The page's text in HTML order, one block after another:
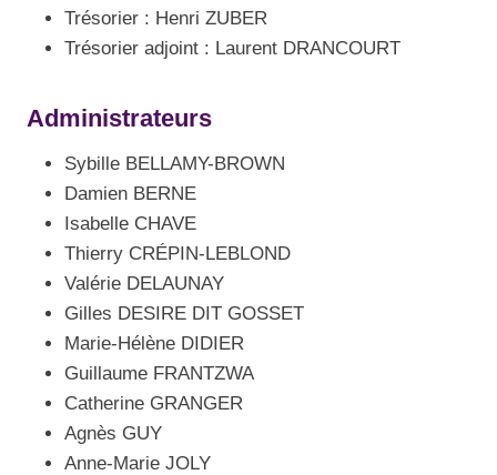
Trésorier : Henri ZUBER
Trésorier adjoint : Laurent DRANCOURT
Administrateurs
Sybille BELLAMY-BROWN
Damien BERNE
Isabelle CHAVE
Thierry CRÉPIN-LEBLOND
Valérie DELAUNAY
Gilles DESIRE DIT GOSSET
Marie-Hélène DIDIER
Guillaume FRANTZWA
Catherine GRANGER
Agnès GUY
Anne-Marie JOLY